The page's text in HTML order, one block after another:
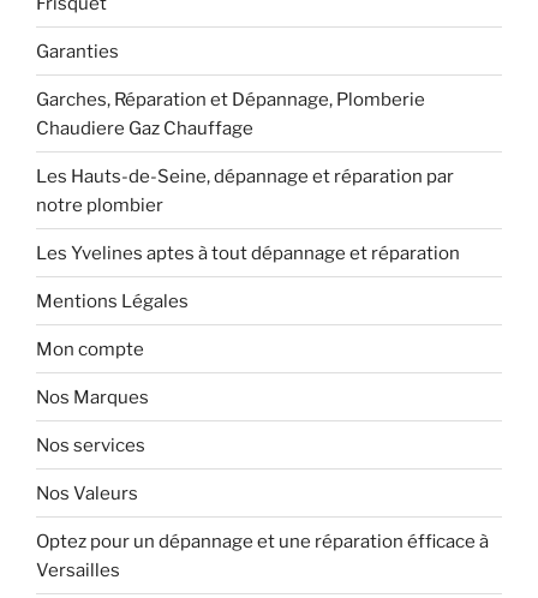
Garanties
Garches, Réparation et Dépannage, Plomberie
Chaudiere Gaz Chauffage
Les Hauts-de-Seine, dépannage et réparation par
notre plombier
Les Yvelines aptes à tout dépannage et réparation
Mentions Légales
Mon compte
Nos Marques
Nos services
Nos Valeurs
Optez pour un dépannage et une réparation éfficace à
Versailles